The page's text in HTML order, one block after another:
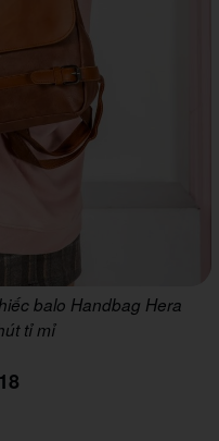
balo Handbag Hera
tỉ mỉ